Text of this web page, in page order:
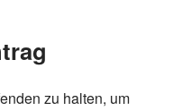
zu halten, um